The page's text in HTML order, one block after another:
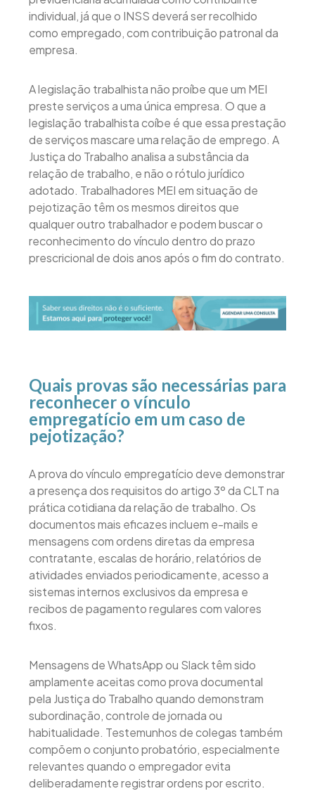
individual, já que o INSS deverá ser recolhido
como empregado, com contribuição patronal da
empresa.
A legislação trabalhista não proíbe que um MEI
preste serviços a uma única empresa. O que a
legislação trabalhista coíbe é que essa prestação
de serviços mascare uma relação de emprego. A
Justiça do Trabalho analisa a substância da
relação de trabalho, e não o rótulo jurídico
adotado. Trabalhadores MEI em situação de
pejotização têm os mesmos direitos que
qualquer outro trabalhador e podem buscar o
reconhecimento do vínculo dentro do prazo
prescricional de dois anos após o fim do contrato.
Quais provas são necessárias para
reconhecer o vínculo
empregatício em um caso de
pejotização?
A prova do vínculo empregatício deve demonstrar
a presença dos requisitos do artigo 3º da CLT na
prática cotidiana da relação de trabalho. Os
documentos mais eficazes incluem e-mails e
mensagens com ordens diretas da empresa
contratante, escalas de horário, relatórios de
atividades enviados periodicamente, acesso a
sistemas internos exclusivos da empresa e
recibos de pagamento regulares com valores
fixos.
Mensagens de WhatsApp ou Slack têm sido
amplamente aceitas como prova documental
pela Justiça do Trabalho quando demonstram
subordinação, controle de jornada ou
habitualidade. Testemunhos de colegas também
compõem o conjunto probatório, especialmente
relevantes quando o empregador evita
deliberadamente registrar ordens por escrito.